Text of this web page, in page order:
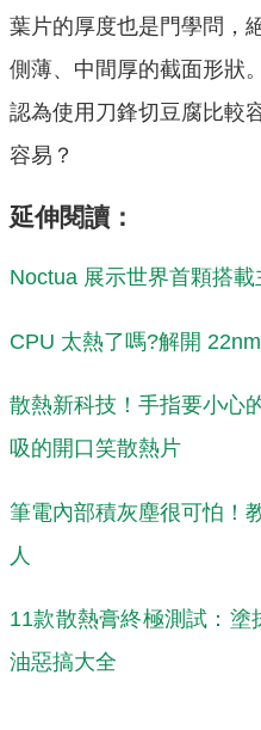
葉片的厚度也是門學問，
側薄、中間厚的截面形狀
認為使用刀鋒切豆腐比較
容易？
延伸閱讀：
Noctua 展示世界首顆搭
CPU 太熱了嗎?解開
散熱新科技！手指要小心
吸的開口笑散熱片
筆電內部積灰塵很可怕！
人
11款散熱膏終極測試：
油惡搞大全